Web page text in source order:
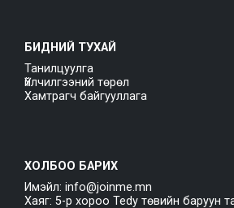
БИДНИЙ ТУХАЙ
Танилцуулга
Үйлчилгээний төрөл
Хамтрагч байгууллага
ХОЛБОО БАРИХ
Имэйл: info@joinme.mn
Хаяг: 5-р хороо Tedy төвийн баруун